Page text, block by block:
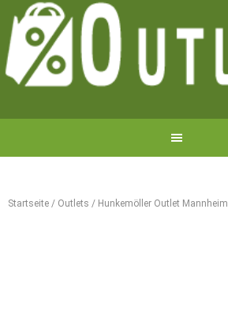
Startseite / Outlets / Hunkemöller Outlet Mannheim